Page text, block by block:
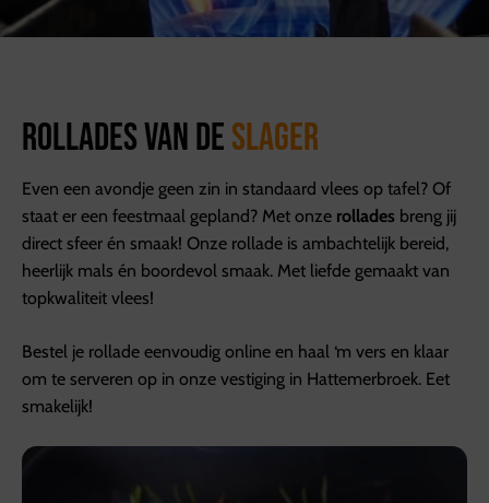
Rollades van deslager
Even een avondje geen zin in standaard vlees op tafel? Of
staat er een feestmaal gepland? Met onze rollades breng jij
direct sfeer én smaak! Onze rollade is ambachtelijk bereid,
heerlijk mals én boordevol smaak. Met liefde gemaakt van
topkwaliteit vlees!
Bestel je rollade eenvoudig online en haal ‘m vers en klaar
om te serveren op in onze vestiging in Hattemerbroek. Eet
smakelijk!